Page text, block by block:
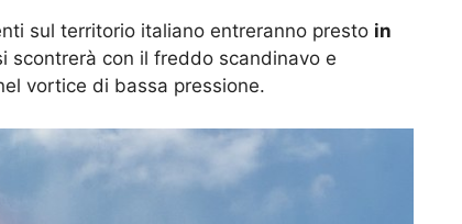
sul territorio italiano entreranno presto in
scontrerà con il freddo scandinavo e
vortice di bassa pressione.